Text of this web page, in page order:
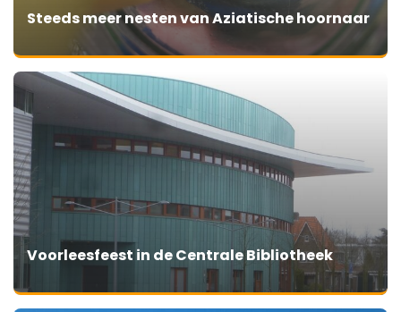
Steeds meer nesten van Aziatische hoornaar
Voorleesfeest in de Centrale Bibliotheek